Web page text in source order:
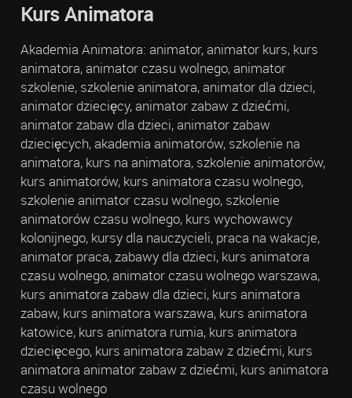
Kurs Animatora
Akademia Animatora: animator, animator kurs, kurs
animatora, animator czasu wolnego, animator
szkolenie, szkolenie animatora, animator dla dzieci,
animator dziecięcy, animator zabaw z dziećmi,
animator zabaw dla dzieci, animator zabaw
dziecięcych, akademia animatorów, szkolenie na
animatora, kurs na animatora, szkolenie animatorów,
kurs animatorów, kurs animatora czasu wolnego,
szkolenie animator czasu wolnego, szkolenie
animatorów czasu wolnego, kurs wychowawcy
kolonijnego, kursy dla nauczycieli, praca na wakacje,
animator praca, zabawy dla dzieci, kurs animatora
czasu wolnego, animator czasu wolnego warszawa,
kurs animatora zabaw dla dzieci, kurs animatora
zabaw, kurs animatora warszawa, kurs animatora
katowice, kurs animatora rumia, kurs animatora
dziecięcego, kurs animatora zabaw z dziećmi, kurs
animatora animator zabaw z dziećmi, kurs animatora
czasu wolnego